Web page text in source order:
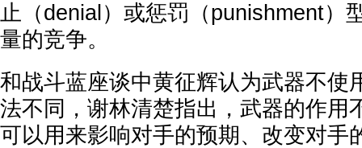
止（denial）或惩罚（punishment）
量的竞争。
和战斗蓝座谈中黄征辉认为武器不使
法不同，谢林清楚指出，武器的作用
可以用来影响对手的预期、改变对手